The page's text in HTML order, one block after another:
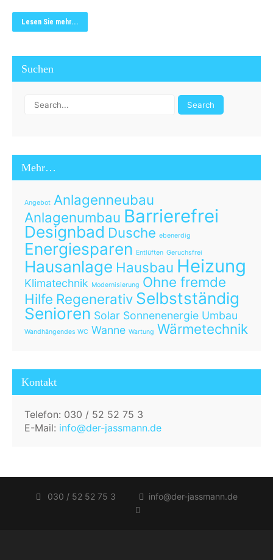
Lesen Sie mehr...
Suchen
Mehr…
Angebot Anlagenneubau
Anlagenumbau Barrierefrei
Designbad Dusche ebenerdig
Energiesparen Entlüften Geruchsfrei
Hausanlage Hausbau Heizung
Klimatechnik Modernisierung Ohne fremde
Hilfe Regenerativ Selbstständig
Senioren Solar Sonnenenergie Umbau
Wandhängendes WC Wanne Wartung Wärmetechnik
Kontakt
Telefon: 030 / 52 52 75 3
E-Mail: info@der-jassmann.de
030 / 52 52 75 3 info@der-jassmann.de